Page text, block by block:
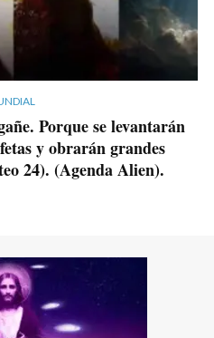
Porque se levantarán
y obrarán grandes
24). (Agenda Alien).